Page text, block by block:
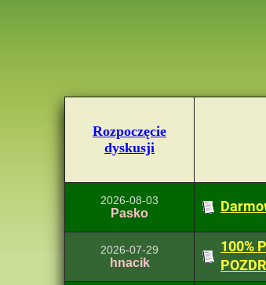
Rozpoczęcie
dyskusji
2026-08-03
Pasko
2026-07-29
hnacik
100%